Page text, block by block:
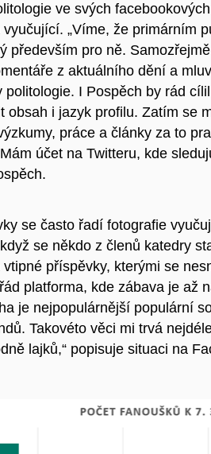
ve svých
„Víme, že primárním
především pro ně.
z aktuálního dění a
politologie. I Pospěch by rád
obsah i jazyk profilu. Zatím se
práce a články za to
účet na Twitteru, kde sleduj
se často řadí fotografie
se někdo z členů katedry
příspěvky, kterými se
platforma, kde zábava je až
je nejpopulárnější populární
Takovéto věci mi trvá
lajků,“ popisuje situaci na